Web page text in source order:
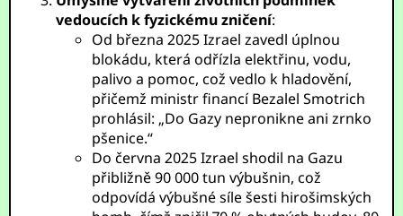
vedoucích k fyzickému zničení:
Od března 2025 Izrael zavedl úplnou
blokádu, která odřízla elektřinu, vodu,
palivo a pomoc, což vedlo k hladovění,
přičemž ministr financí Bezalel Smotrich
prohlásil: „Do Gazy nepronikne ani zrnko
pšenice.“
Do června 2025 Izrael shodil na Gazu
přibližně 90 000 tun výbušnin, což
odpovídá výbušné síle šesti hirošimských